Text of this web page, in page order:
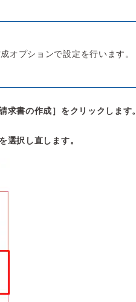
オプションで設定を行います。
求書の作成］をクリックします
選択し直します。